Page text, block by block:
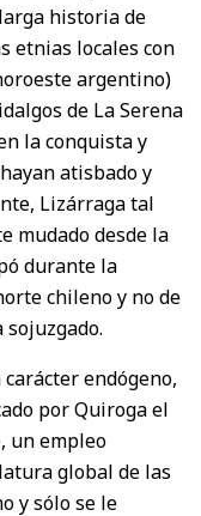
historia de
etnias locales con
argentino)
de La Serena
la conquista y
atisbado y
Lizárraga tal
mudado desde la
durante la
chileno y no de
endógeno,
por Quiroga el
un empleo
global de las
y sólo se le